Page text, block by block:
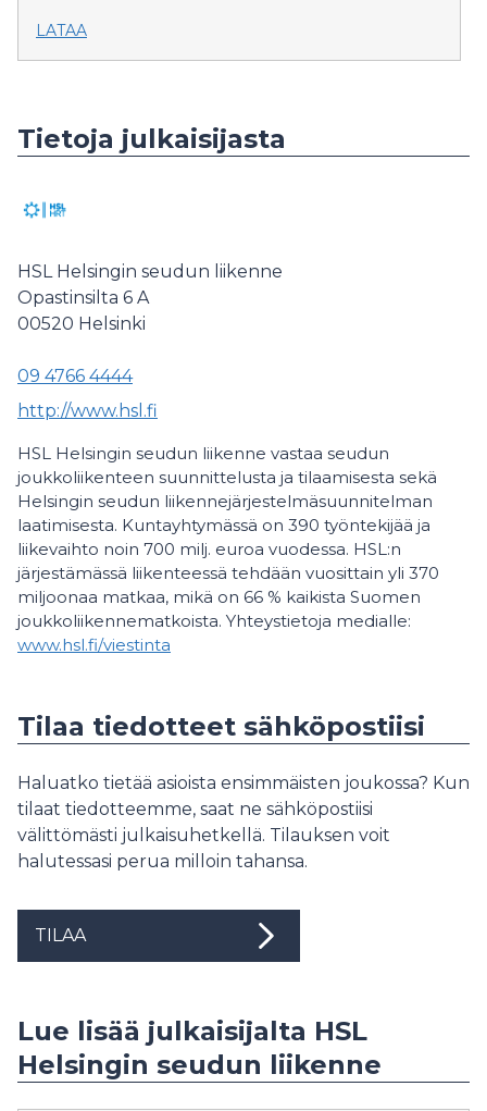
LATAA
Tietoja julkaisijasta
HSL Helsingin seudun liikenne
Opastinsilta 6 A
00520 Helsinki
09 4766 4444
http://www.hsl.fi
HSL Helsingin seudun liikenne vastaa seudun
joukkoliikenteen suunnittelusta ja tilaamisesta sekä
Helsingin seudun liikennejärjestelmäsuunnitelman
laatimisesta. Kuntayhtymässä on 390 työntekijää ja
liikevaihto noin 700 milj. euroa vuodessa. HSL:n
järjestämässä liikenteessä tehdään vuosittain yli 370
miljoonaa matkaa, mikä on 66 % kaikista Suomen
joukkoliikennematkoista. Yhteystietoja medialle:
www.hsl.fi/viestinta
Tilaa tiedotteet sähköpostiisi
Haluatko tietää asioista ensimmäisten joukossa? Kun
tilaat tiedotteemme, saat ne sähköpostiisi
välittömästi julkaisuhetkellä. Tilauksen voit
halutessasi perua milloin tahansa.
TILAA
Lue lisää julkaisijalta HSL
Helsingin seudun liikenne